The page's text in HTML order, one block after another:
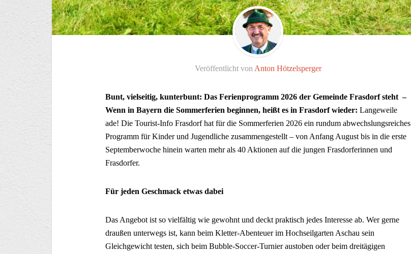
Veröffentlicht von Anton Hötzelsperger
Bunt, vielseitig, kunterbunt: Das Ferienprogramm 2026 der Gemeinde Frasdorf steht –
Wenn in Bayern die Sommerferien beginnen, heißt es in Frasdorf wieder: Langeweile
ade! Die Tourist-Info Frasdorf hat für die Sommerferien 2026 ein rundum abwechslungsreiches
Programm für Kinder und Jugendliche zusammengestellt – von Anfang August bis in die erste
Septemberwoche hinein warten mehr als 40 Aktionen auf die jungen Frasdorferinnen und
Frasdorfer.
Für jeden Geschmack etwas dabei
Das Angebot ist so vielfältig wie gewohnt und deckt praktisch jedes Interesse ab. Wer gerne
draußen unterwegs ist, kann beim Kletter-Abenteuer im Hochseilgarten Aschau sein
Gleichgewicht testen, sich beim Bubble-Soccer-Turnier austoben oder beim dreitägigen